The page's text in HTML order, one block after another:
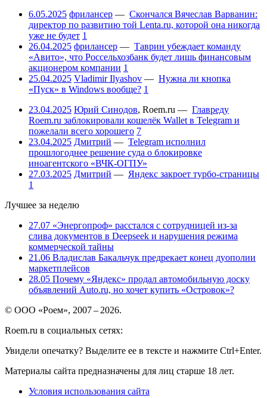
6.05.2025 фрилансер — Скончался Вячеслав Варванин:
директор по развитию той Lenta.ru, которой она никогда
уже не будет 1
26.04.2025 фрилансер — Таврин убеждает команду
«Авито», что Россельхозбанк будет лишь финансовым
акционером компании 1
25.04.2025 Vladimir Ilyashov — Нужна ли кнопка
«Пуск» в Windows вообще? 1
23.04.2025 Юрий Синодов, Roem.ru — Главреду
Roem.ru заблокировали кошелёк Wallet в Telegram и
пожелали всего хорошего 7
23.04.2025 Дмитрий — Telegram исполнил
прошлогоднее решение суда о блокировке
иноагентского «ВЧК-ОГПУ»
27.03.2025 Дмитрий — Яндекс закроет турбо-страницы
1
Лучшее за неделю
27.07 «Энергопроф» расстался с сотрудницей из-за
слива документов в Deepseek и нарушения режима
коммерческой тайны
21.06 Владислав Бакальчук предрекает конец дуополии
маркетплейсов
28.05 Почему «Яндекс» продал автомобильную доску
объявлений Auto.ru, но хочет купить «Островок»?
© ООО «Роем», 2007 – 2026.
Roem.ru в социальных сетях:
Увидели опечатку? Выделите ее в тексте и нажмите Ctrl+Enter.
Материалы сайта предназначены для лиц старше 18 лет.
Условия использования сайта